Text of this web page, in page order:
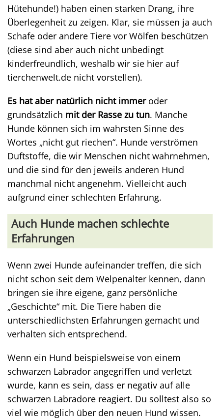
Hütehunde!) haben einen starken Drang, ihre
Überlegenheit zu zeigen. Klar, sie müssen ja auch
Schafe oder andere Tiere vor Wölfen beschützen
(diese sind aber auch nicht unbedingt
kinderfreundlich, weshalb wir sie hier auf
tierchenwelt.de nicht vorstellen).
Es hat aber natürlich nicht immeroder
grundsätzlich mit der Rasse zu tun. Manche
Hunde können sich im wahrsten Sinne des
Wortes „nicht gut riechen“. Hunde verströmen
Duftstoffe, die wir Menschen nicht wahrnehmen,
und die sind für den jeweils anderen Hund
manchmal nicht angenehm. Vielleicht auch
aufgrund einer schlechten Erfahrung.
Auch Hunde machen schlechte
Erfahrungen
Wenn zwei Hunde aufeinander treffen, die sich
nicht schon seit dem Welpenalter kennen, dann
bringen sie ihre eigene, ganz persönliche
„Geschichte“ mit. Die Tiere haben die
unterschiedlichsten Erfahrungen gemacht und
verhalten sich entsprechend.
Wenn ein Hund beispielsweise von einem
schwarzen Labrador angegriffen und verletzt
wurde, kann es sein, dass er negativ auf alle
schwarzen Labradore reagiert. Du solltest also so
viel wie möglich über den neuen Hund wissen.